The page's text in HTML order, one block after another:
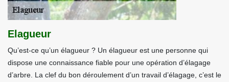
Elagueur
Qu’est-ce qu’un élagueur ? Un élagueur est une personne qui
dispose une connaissance fiable pour une opération d’élagage
d’arbre. La clef du bon déroulement d’un travail d’élagage, c’est le